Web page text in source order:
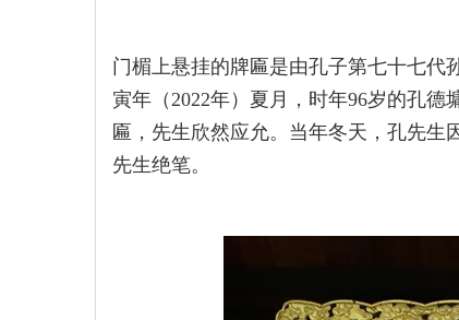
门楣上悬挂的牌匾是由孔子第七十七代
寅年（2022年）夏月，时年96岁的孔
匾，先生欣然应允。当年冬天，孔先生
先生绝笔。